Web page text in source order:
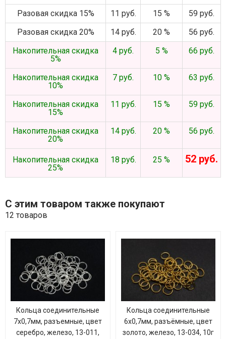
Разовая скидка 15%
11 руб. 15 %
59 руб.
Разовая скидка 20%
14 руб. 20 %
56 руб.
Накопительная скидка
5%
4 руб. 5 % 66 руб.
Накопительная скидка
10%
7 руб. 10 % 63 руб.
Накопительная скидка
15%
11 руб. 15 % 59 руб.
Накопительная скидка
20%
14 руб. 20 % 56 руб.
Накопительная скидка
25%
18 руб. 25 % 52 руб.
С этим товаром также покупают
12 товаров
Кольца соединительные
7х0,7мм, разъемные, цвет
серебро, железо, 13-011,
Кольца соединительные
6х0,7мм, разъёмные, цвет
золото, железо, 13-034, 10г